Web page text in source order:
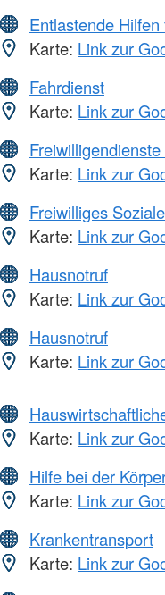
Entlastende
Karte: Link zur
Fahrdienst
Karte: Link zur
Karte: Link zur
Freiwilliges
Karte: Link zur
Hausnotruf
Karte: Link zur
Hausnotruf
Karte: Link zur
Karte: Link zur
Hilfe bei der
Karte: Link zur
Krankentransport
Karte: Link zur